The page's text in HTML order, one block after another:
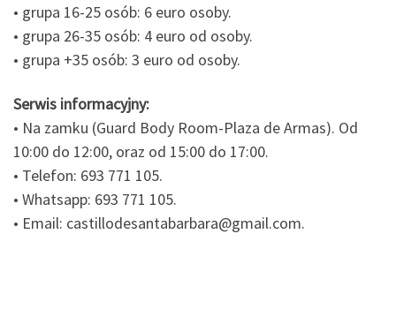
• grupa 16-25 osób: 6 euro osoby.
• grupa 26-35 osób: 4 euro od osoby.
• grupa +35 osób: 3 euro od osoby.
Serwis informacyjny:
• Na zamku (Guard Body Room-Plaza de Armas). Od
10:00 do 12:00, oraz od 15:00 do 17:00.
• Telefon: 693 771 105.
• Whatsapp: 693 771 105.
• Email: castillodesantabarbara@gmail.com.